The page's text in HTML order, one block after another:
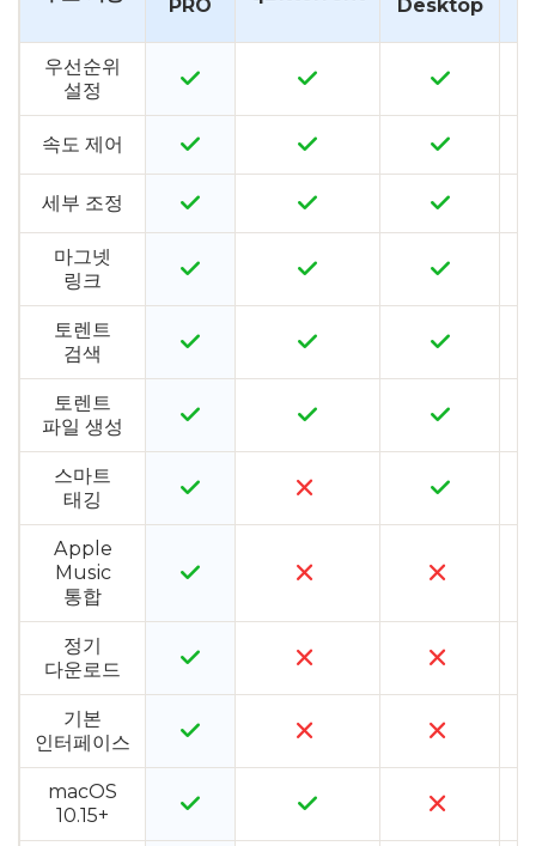
PRO
Desktop
우선순위
설정
속도 제어
세부 조정
마그넷
링크
토렌트
검색
토렌트
파일 생성
스마트
태깅
Apple
Music
통합
정기
다운로드
기본
인터페이스
macOS
10.15+